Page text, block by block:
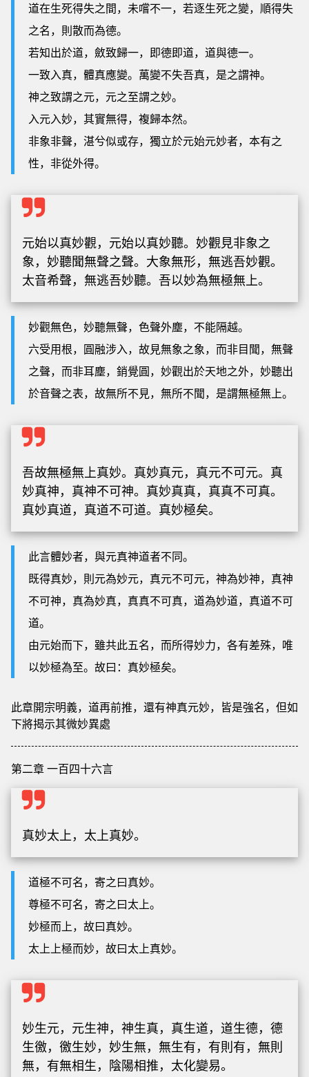
道在生死得失之間，未嚐不一，若逐生死之變，順得失
之名，則散而為德。
若知出於道，斂致歸一，即德即道，道與德一。
一致入真，體真應變。萬變不失吾真，是之謂神。
神之致謂之元，元之至謂之妙。
入元入妙，其實無得，複歸本然。
非象非聲，湛兮似或存，獨立於元始元妙者，本有之
性，非從外得。
元始以真妙觀，元始以真妙聽。妙觀見非象之
象，妙聽聞無聲之聲。大象無形，無逃吾妙觀。
太音希聲，無逃吾妙聽。吾以妙為無極無上。
妙觀無色，妙聽無聲，色聲外塵，不能隔越。
六受用根，圓融涉入，故見無象之象，而非目聞，無聲
之聲，而非耳塵，銷覺圓，妙觀出於天地之外，妙聽出
於音聲之表，故無所不見，無所不聞，是謂無極無上。
吾故無極無上真妙。真妙真元，真元不可元。真
妙真神，真神不可神。真妙真真，真真不可真。
真妙真道，真道不可道。真妙極矣。
此言體妙者，與元真神道者不同。
既得真妙，則元為妙元，真元不可元，神為妙神，真神
不可神，真為妙真，真真不可真，道為妙道，真道不可
道。
由元始而下，雖共此五名，而所得妙力，各有差殊，唯
以妙極為至。故曰：真妙極矣。
此章開宗明義，道再前推，還有神真元妙，皆是強名，但如
下將揭示其微妙異處
第二章 一百四十六言
真妙太上，太上真妙。
道極不可名，寄之曰真妙。
尊極不可名，寄之曰太上。
妙極而上，故曰真妙。
太上上極而妙，故曰太上真妙。
妙生元，元生神，神生真，真生道，道生德，德
生徼，徼生妙，妙生無，無生有，有則有，無則
無，有無相生，陰陽相推，太化變易。